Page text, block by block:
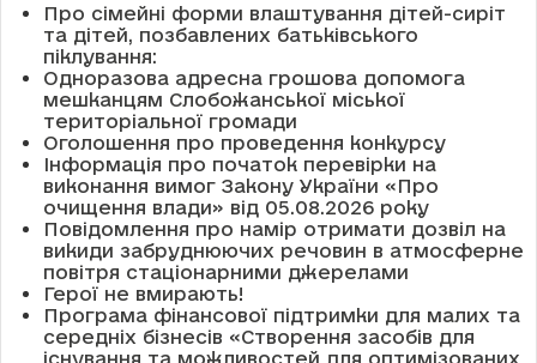
Про сімейні форми влаштування дітей-сиріт
та дітей, позбавлених батьківського
піклування:
Одноразова адресна грошова допомога
мешканцям Слобожанської міської
територіальної громади
Оголошення про проведення конкурсу
Інформація про початок перевірки на
виконання вимог Закону України «Про
очищення влади» від 05.08.2026 року
Повідомлення про намір отримати дозвіл на
викиди забруднюючих речовин в атмосферне
повітря стаціонарними джерелами
Герої не вмирають!
Програма фінансової підтримки для малих та
середніх бізнесів «Створення засобів для
існування та можливостей для оптимізованих